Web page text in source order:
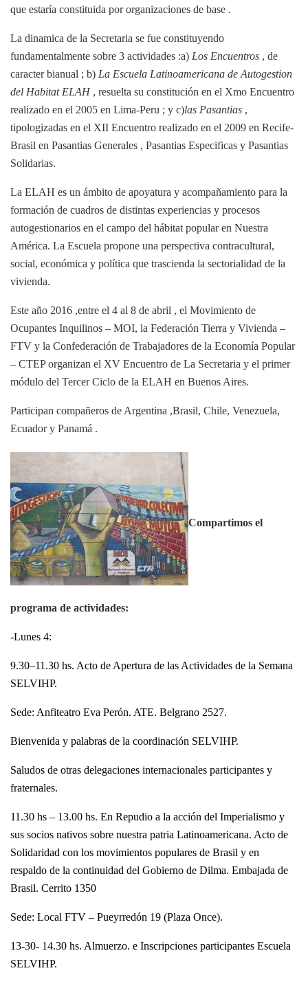
que estaría constituida por organizaciones de base .
La dinamica de la Secretaria se fue constituyendo
fundamentalmente sobre 3 actividades :a) Los Encuentros , de
caracter bianual ; b) La Escuela Latinoamericana de Autogestion
del Habitat ELAH , resuelta su constitución en el Xmo Encuentro
realizado en el 2005 en Lima-Peru ; y c)las Pasantias ,
tipologizadas en el XII Encuentro realizado en el 2009 en Recife-
Brasil en Pasantias Generales , Pasantias Especificas y Pasantias
Solidarias.
La ELAH es un ámbito de apoyatura y acompañamiento para la
formación de cuadros de distintas experiencias y procesos
autogestionarios en el campo del hábitat popular en Nuestra
América. La Escuela propone una perspectiva contracultural,
social, económica y política que trascienda la sectorialidad de la
vivienda.
Este año 2016 ,entre el 4 al 8 de abril , el Movimiento de
Ocupantes Inquilinos – MOI, la Federación Tierra y Vivienda –
FTV y la Confederación de Trabajadores de la Economía Popular
– CTEP organizan el XV Encuentro de La Secretaria y el primer
módulo del Tercer Ciclo de la ELAH en Buenos Aires.
Participan compañeros de Argentina ,Brasil, Chile, Venezuela,
Ecuador y Panamá .
Compartimos el
programa de actividades:
-Lunes 4:
9.30–11.30 hs. Acto de Apertura de las Actividades de la Semana
SELVIHP.
Sede: Anfiteatro Eva Perón. ATE. Belgrano 2527.
Bienvenida y palabras de la coordinación SELVIHP.
Saludos de otras delegaciones internacionales participantes y
fraternales.
11.30 hs – 13.00 hs. En Repudio a la acción del Imperialismo y
sus socios nativos sobre nuestra patria Latinoamericana. Acto de
Solidaridad con los movimientos populares de Brasil y en
respaldo de la continuidad del Gobierno de Dilma. Embajada de
Brasil. Cerrito 1350
Sede: Local FTV – Pueyrredón 19 (Plaza Once).
13-30- 14.30 hs. Almuerzo. e Inscripciones participantes Escuela
SELVIHP.